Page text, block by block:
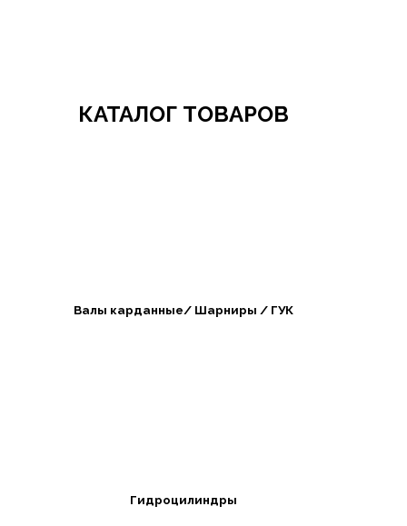
КАТАЛОГ ТОВАРОВ
Валы карданные/ Шарниры / ГУК
Гидроцилиндры